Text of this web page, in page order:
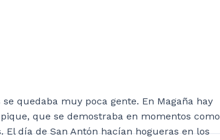
quedaba muy poca gente. En Magaña hay
que se demostraba en momentos como
día de San Antón hacían hogueras en los